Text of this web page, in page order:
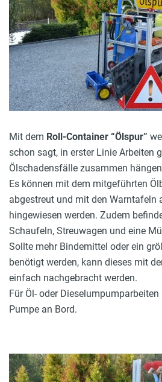
Mit dem Roll-Container “Ölspur”
schon sagt, in erster Linie Arbeiten
Ölschadensfälle zusammen
Es können mit dem mitgeführten
abgestreut und mit den Warntafeln
hingewiesen werden. Zudem
Schaufeln, Streuwagen und eine
Sollte mehr Bindemittel oder ein
benötigt werden, kann dieses mit
einfach nachgebracht werden.
Für Öl- oder
Pumpe an Bord.